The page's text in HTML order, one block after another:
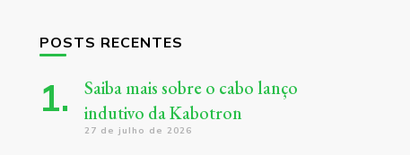
POSTS RECENTES
Saiba mais sobre o cabo lanço
indutivo da Kabotron
27 de julho de 2026